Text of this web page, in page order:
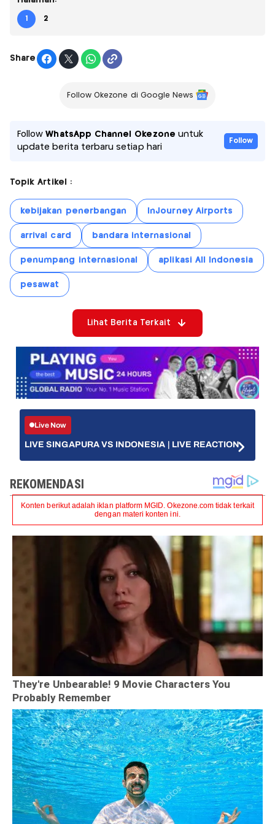
1 2
Share
Follow Okezone di Google News
FollowWhatsApp Channel Okezone untuk
update berita terbaru setiap hari
Follow
Topik Artikel :
kebijakan penerbangan InJourney Airports
arrival card bandara internasional
penumpang internasional aplikasi All Indonesia
pesawat
Lihat Berita Terkait
Live Now
LIVE SINGAPURA VS INDONESIA | LIVE REACTION